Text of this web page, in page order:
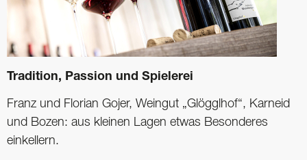
Tradition, Passion und Spielerei
Franz und Florian Gojer, Weingut „Glögglhof“, Karneid
und Bozen: aus kleinen Lagen etwas Besonderes
einkellern.